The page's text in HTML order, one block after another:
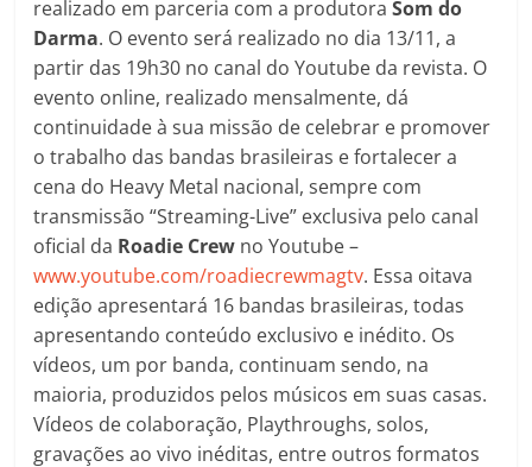
realizado em parceria com a produtoraSom do
Darma. O evento será realizado no dia 13/11, a
partir das 19h30 no canal do Youtube da revista. O
evento online, realizado mensalmente, dá
continuidade à sua missão de celebrar e promover
o trabalho das bandas brasileiras e fortalecer a
cena do Heavy Metal nacional, sempre com
transmissão “Streaming-Live” exclusiva pelo canal
oficial da Roadie Crew no Youtube –
www.youtube.com/roadiecrewmagtv. Essa oitava
edição apresentará 16 bandas brasileiras, todas
apresentando conteúdo exclusivo e inédito. Os
vídeos, um por banda, continuam sendo, na
maioria, produzidos pelos músicos em suas casas.
Vídeos de colaboração, Playthroughs, solos,
gravações ao vivo inéditas, entre outros formatos